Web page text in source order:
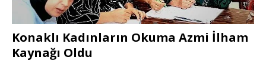
Konaklı Kadınların Okuma Azmi İlham
Kaynağı Oldu